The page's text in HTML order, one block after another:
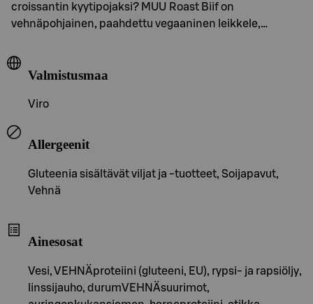
croissantin kyytipojaksi? MUU Roast Biif on
vehnäpohjainen, paahdettu vegaaninen leikkele,…
Valmistusmaa
Viro
Allergeenit
Gluteenia sisältävät viljat ja -tuotteet, Soijapavut,
Vehnä
Ainesosat
Vesi, VEHNÄproteiini (gluteeni, EU), rypsi- ja rapsiöljy,
linssijauho, durumVEHNÄsuurimot,